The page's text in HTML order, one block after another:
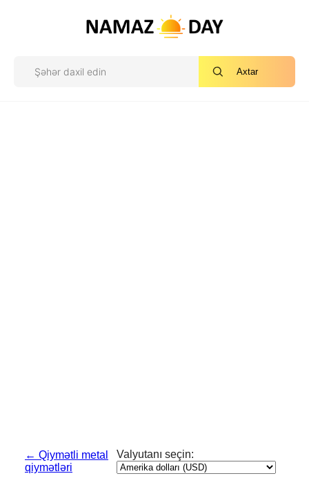
Axtar
← Qiymətli metal
qiymətləri
Valyutanı seçin: